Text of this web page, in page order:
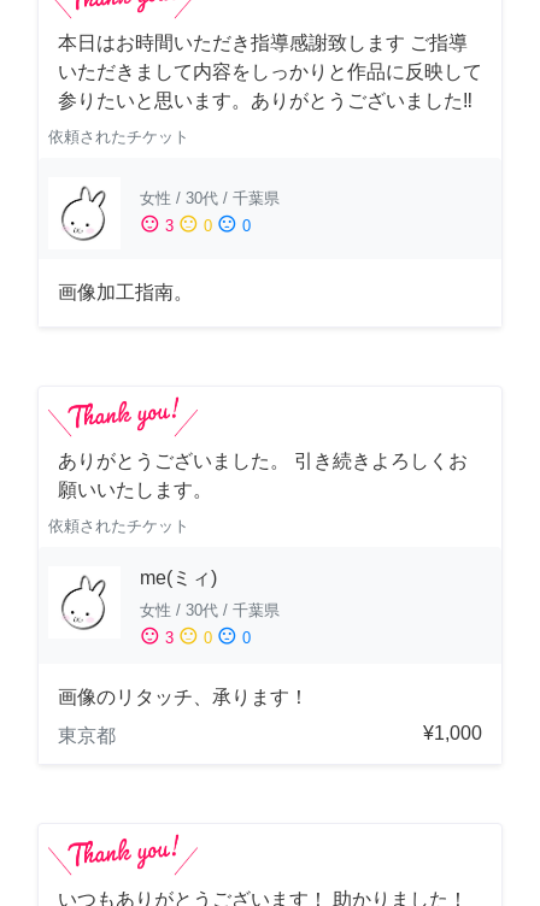
本日はお時間いただき指導感謝致します ご指導
いただきまして内容をしっかりと作品に反映して
参りたいと思います。ありがとうございました‼️
依頼されたチケット
女性 / 30代 / 千葉県
sentiment_satisfied 3 sentiment_neutral 0 sentiment_dissatisfied 0
画像加工指南。
ありがとうございました。 引き続きよろしくお
願いいたします。
依頼されたチケット
me(ミィ)
女性 / 30代 / 千葉県
sentiment_satisfied 3 sentiment_neutral 0 sentiment_dissatisfied 0
画像のリタッチ、承ります！
東京都
¥1,000
いつもありがとうございます！ 助かりました！